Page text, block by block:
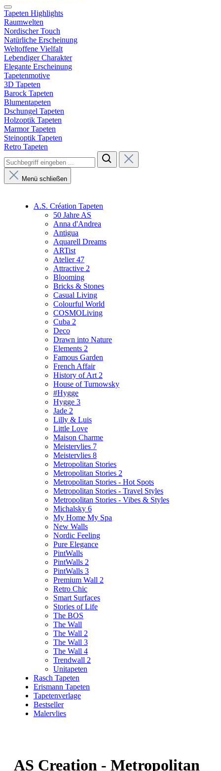
Tapeten Highlights
Raumwelten
Nordischer Touch
Natürliche Erscheinung
Weltoffene Vielfalt
Lebendiger Charakter
Elegante Erscheinung
Tapetenmotive
3D Tapeten
Barock Tapeten
Blumentapeten
Dschungel Tapeten
Holzoptik Tapeten
Marmor Tapeten
Steinoptik Tapeten
Retro Tapeten
Menü schließen
A.S. Création Tapeten
50 Jahre AS
Anna d'Andrea
Antigua
Aquarell Dreams
ARTist
Atelier 47
Attractive 2
Blooming
Bricks & Stones
Casual Living
Colourful World
COSMOLiving
Cuba 2
Deco
Drawn into Nature
Elements 2
Famous Garden
French Affair
History of Art 2
House of Turnowsky
#Hygge
Hygge 3
Jade 2
Lilly & Luis
Little Love
Maison Charme
Meistervlies 7
Meistervlies 8
Metropolitan Stories
Metropolitan Stories 2
Metropolitan Stories - Hot Spots
Metropolitan Stories - Travel Styles
Metropolitan Stories - Vibes & Styles
Michalsky 6
My Home My Spa
New Walls
Nordic Feeling
Pure Elegance
PintWalls
PintWalls 2
PintWalls 3
Premium Wall 2
Retro Chic
Smart Surfaces
Stories of Life
The BOS
The Wall
The Wall 2
The Wall 3
The Wall 4
Trendwall 2
Unitapeten
Rasch Tapeten
Erismann Tapeten
Tapetenverlage
Bestseller
Malervlies
AS Creation - Metropolitan